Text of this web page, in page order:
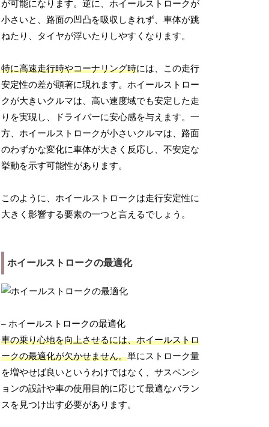
が可能になります。逆に、ホイールストロークが
小さいと、路面の凹凸を吸収しきれず、車体が跳
ねたり、タイヤが浮いたりしやすくなります。
特に高速走行時やコーナリング時には、この走行
安定性の差が顕著に現れます。ホイールストロー
クが大きいクルマは、高い速度域でも安定した走
りを実現し、ドライバーに安心感を与えます。一
方、ホイールストロークが小さいクルマは、路面
のわずかな変化に車体が大きく反応し、不安定な
挙動を示す可能性があります。
このように、ホイールストロークは走行安定性に
大きく影響する要素の一つと言えるでしょう。
ホイールストロークの最適化
– ホイールストロークの最適化
車の乗り心地を向上させるには、ホイールストロ
ークの最適化が欠かせません。単にストローク量
を増やせば良いというわけではなく、サスペンシ
ョンの設計や車の使用目的に応じて最適なバラン
スを見つけ出す必要があります。